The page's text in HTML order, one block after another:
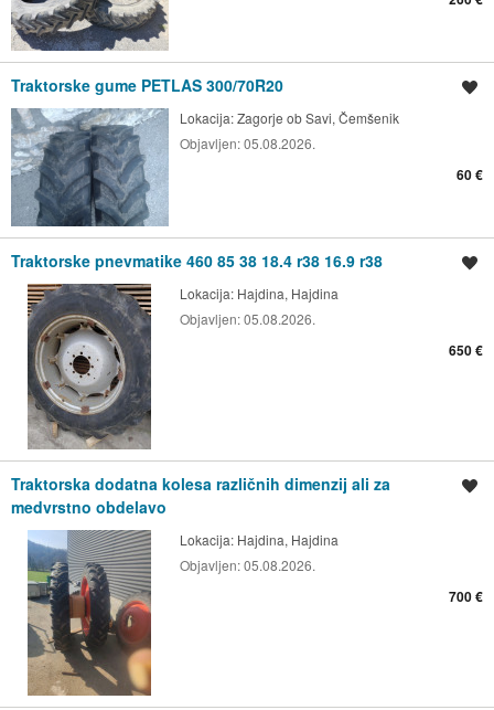
Traktorske gume PETLAS 300/70R20
Lokacija:Zagorje ob Savi, Čemšenik
Objavljen:05.08.2026.
60 €
Traktorske pnevmatike 460 85 38 18.4 r38 16.9 r38
Lokacija: Hajdina, Hajdina
Objavljen:05.08.2026.
650 €
Traktorska dodatna kolesa različnih dimenzij ali za
medvrstno obdelavo
Lokacija: Hajdina, Hajdina
Objavljen:05.08.2026.
700 €